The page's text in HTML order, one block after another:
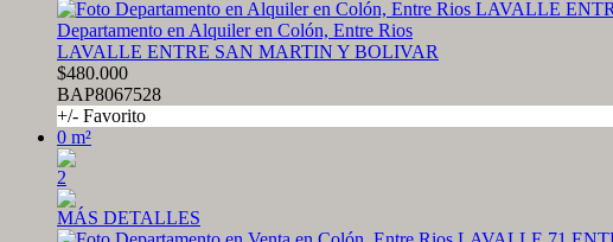
Departamento en Alquiler en Colón, Entre Rios
LAVALLE ENTRE SAN MARTIN Y BOLIVAR
$480.000
BAP8067528
+/- Favorito
0 m²
2
MÁS DETALLES